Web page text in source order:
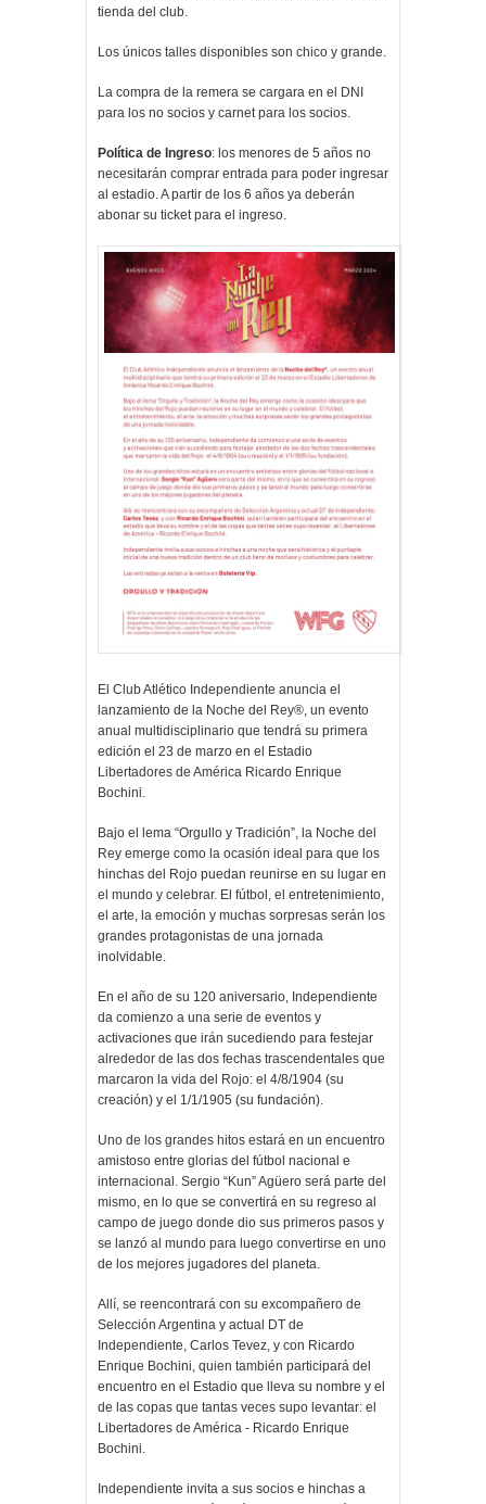
tienda del club.
Los únicos talles disponibles son chico y grande.
La compra de la remera se cargara en el DNI
para los no socios y carnet para los socios.
Política de Ingreso: los menores de 5 años no
necesitarán comprar entrada para poder ingresar
al estadio. A partir de los 6 años ya deberán
abonar su ticket para el ingreso.
El Club Atlético Independiente anuncia el
lanzamiento de la Noche del Rey®, un evento
anual multidisciplinario que tendrá su primera
edición el 23 de marzo en el Estadio
Libertadores de América Ricardo Enrique
Bochini.
Bajo el lema “Orgullo y Tradición”, la Noche del
Rey emerge como la ocasión ideal para que los
hinchas del Rojo puedan reunirse en su lugar en
el mundo y celebrar. El fútbol, el entretenimiento,
el arte, la emoción y muchas sorpresas serán los
grandes protagonistas de una jornada
inolvidable.
En el año de su 120 aniversario, Independiente
da comienzo a una serie de eventos y
activaciones que irán sucediendo para festejar
alrededor de las dos fechas trascendentales que
marcaron la vida del Rojo: el 4/8/1904 (su
creación) y el 1/1/1905 (su fundación).
Uno de los grandes hitos estará en un encuentro
amistoso entre glorias del fútbol nacional e
internacional. Sergio “Kun” Agüero será parte del
mismo, en lo que se convertirá en su regreso al
campo de juego donde dio sus primeros pasos y
se lanzó al mundo para luego convertirse en uno
de los mejores jugadores del planeta.
Allí, se reencontrará con su excompañero de
Selección Argentina y actual DT de
Independiente, Carlos Tevez, y con Ricardo
Enrique Bochini, quien también participará del
encuentro en el Estadio que lleva su nombre y el
de las copas que tantas veces supo levantar: el
Libertadores de América - Ricardo Enrique
Bochini.
Independiente invita a sus socios e hinchas a